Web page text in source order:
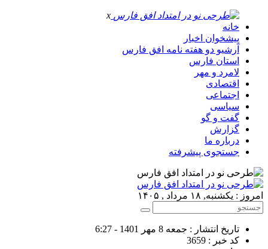
x
خانه
پیشخوان اخبار
آرشیو دو هفته نامه افق فارس
استان فارس
لامرد و مهر
اقتصادی
اجتماعی
سیاسی
گفت و گو
گزارش
درباره ما
جستجوی پیشرفته
امروز : یکشنبه, ۱۸ مرداد , ۱۴۰۵
تاریخ انتشار : جمعه 8 مهر 1401 - 6:27
کد خبر : 3659